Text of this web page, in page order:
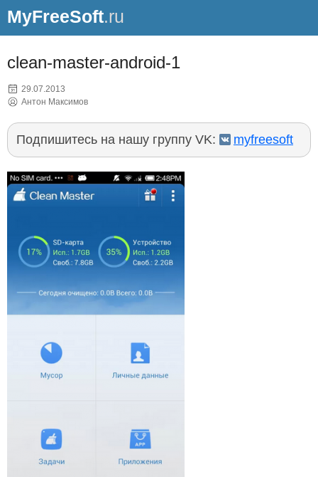
MyFreeSoft.ru
clean-master-android-1
29.07.2013
Антон Максимов
Подпишитесь на нашу группу VK: myfreesoft